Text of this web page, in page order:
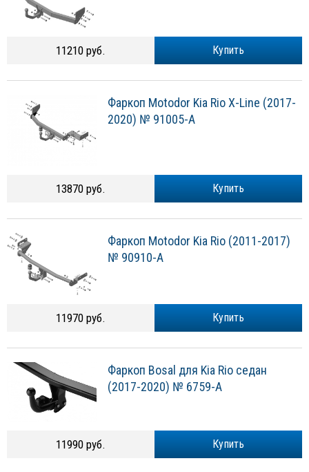
Купить
11210 руб.
Фаркоп Motodor Kia Rio X-Line (2017-
2020) № 91005-A
Купить
13870 руб.
Фаркоп Motodor Kia Rio (2011-2017)
№ 90910-A
Купить
11970 руб.
Фаркоп Bosal для Kia Rio седан
(2017-2020) № 6759-A
Купить
11990 руб.